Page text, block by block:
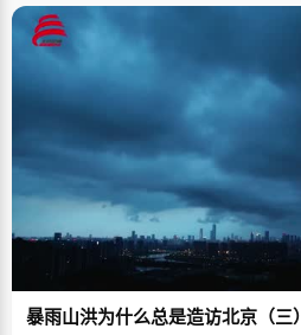
暴雨山洪为什么总是造访北京（三）